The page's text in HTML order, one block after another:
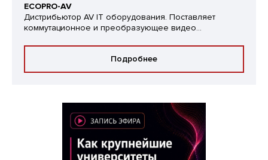
ECOPRO-AV
Дистрибьютор AV IT оборудования. Поставляет
коммутационное и преобразующее видео...
Подробнее